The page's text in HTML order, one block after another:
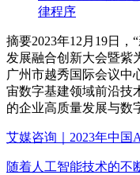
律程序
摘要2023年12月19日
发展融合创新大会暨紫
广州市越秀国际会议中
宙数字基建领域前沿技
的企业高质量发展与数
艾媒咨询｜2023年中国
随着人工智能技术的不